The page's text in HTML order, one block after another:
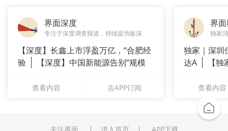
界面深度
专注于深度调查报道，持续提供纵深
【深度】长鑫上市浮盈万亿，“合肥经
验
【深度】中国新能源告别“规模
查看内容 去APP订阅
界
独家
独家｜深圳
达A
【
查看内容